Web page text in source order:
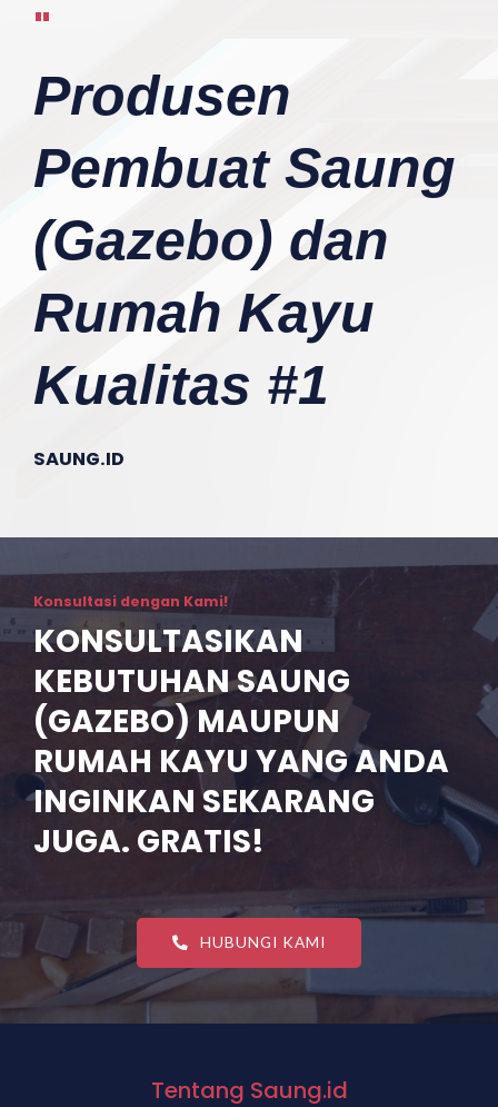
"
Produsen
Pembuat Saung
(Gazebo) dan
Rumah Kayu
Kualitas #1
SAUNG.ID
Konsultasi dengan Kami!
KONSULTASIKAN
KEBUTUHAN SAUNG
(GAZEBO) MAUPUN
RUMAH KAYU YANG ANDA
INGINKAN SEKARANG
JUGA. GRATIS!
HUBUNGI KAMI
Tentang Saung.id